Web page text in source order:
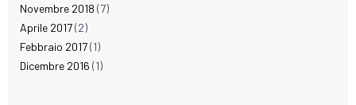
Novembre 2018 (7)
Aprile 2017(2)
Febbraio 2017(1)
Dicembre 2016 (1)